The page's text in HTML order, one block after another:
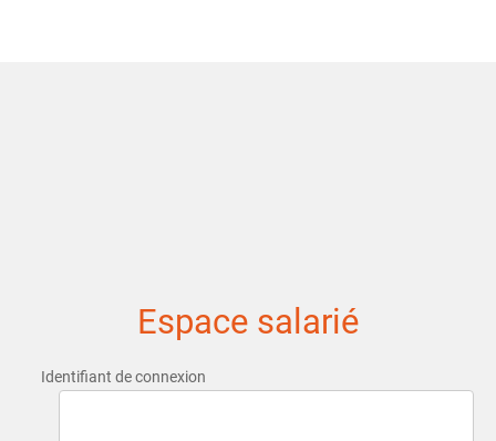
Espace salarié
Identifiant de connexion